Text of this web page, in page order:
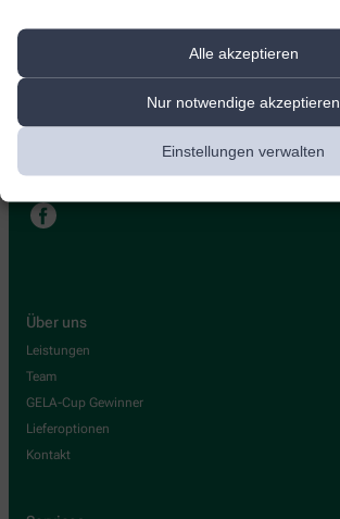
Alle akzeptieren
Nur notwendige akzeptieren
Einstellungen verwalten
Über uns
Leistungen
Team
GELA-Cup Gewinner
Lieferoptionen
Kontakt